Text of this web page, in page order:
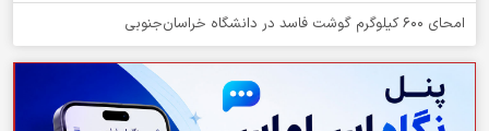
امحای ۶۰۰ کیلوگرم گوشت فاسد در دانشگاه خراسان‌جنوبی